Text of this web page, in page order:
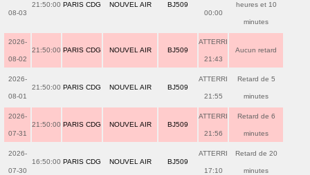
08-03
21:50:00 PARIS CDG NOUVEL AIR BJ509
00:00
heures et 10
minutes
2026-
08-02
21:50:00 PARIS CDG NOUVEL AIR BJ509
ATTERRI
21:43
Aucun retard
2026-
08-01
21:50:00 PARIS CDG NOUVEL AIR BJ509
ATTERRI
21:55
Retard de 5
minutes
2026-
07-31
21:50:00 PARIS CDG NOUVEL AIR BJ509
ATTERRI
21:56
Retard de 6
minutes
2026-
07-30
16:50:00 PARIS CDG NOUVEL AIR BJ509
ATTERRI
17:10
Retard de 20
minutes